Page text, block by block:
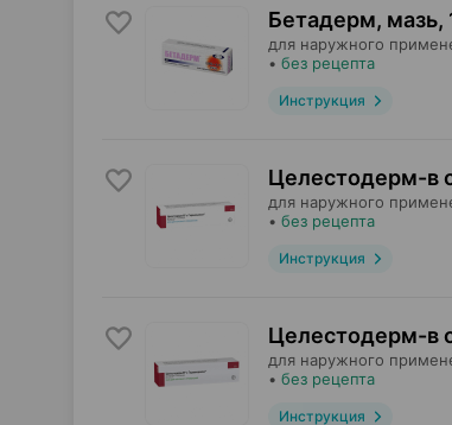
Бетадерм, мазь,
для наружного
• без рецепта
Инструкция
Целестодерм-в
для наружного
• без рецепта
Инструкция
Целестодерм-в
для наружного
• без рецепта
Инструкция